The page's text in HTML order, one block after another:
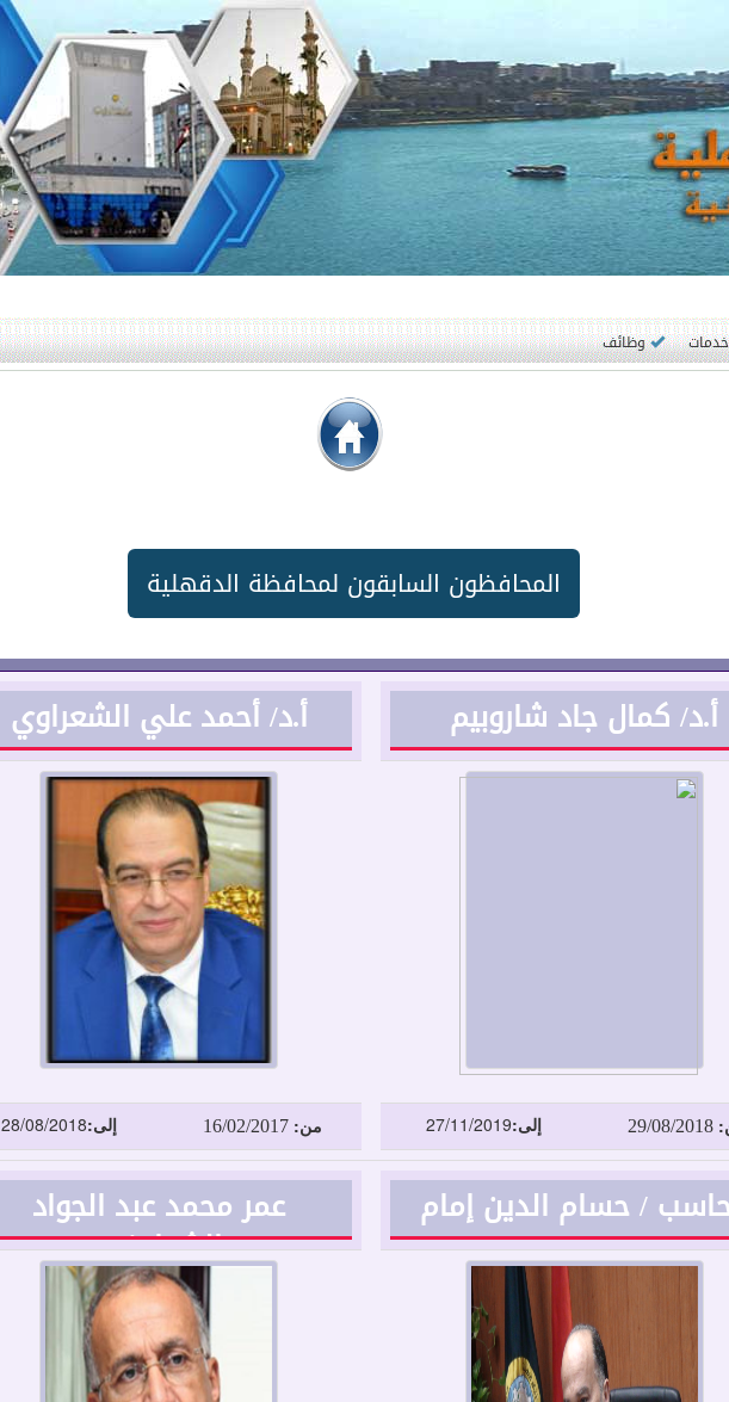
وظائف
المحافظون السابقون لمحافظة الدقهلية
أ.د/ كمال جاد شاروبيم
29/08/2018 إلى:27/11/2019
أ.د/ أحمد علي الشعراوي
من:16/02/2017 إلى:28/08/2018
/ حسام الدين إمام عمر محمد عبد الجواد
الشوادفي